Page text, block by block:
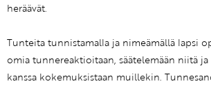
heräävät.
Tunteita tunnistamalla ja nimeämällä lapsi
omia tunnereaktioitaan, säätelemään niitä
kanssa kokemuksistaan muillekin.